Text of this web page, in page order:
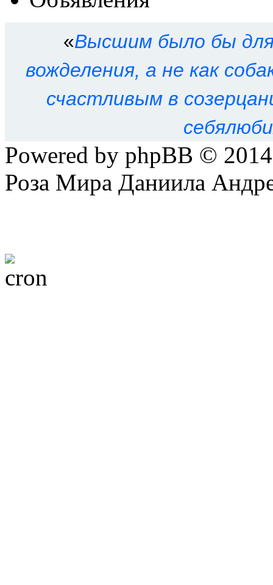
«Высшим было бы для
вожделения, а не как
счастливым в
Powered by phpBB ©
Роза Мира Даниила